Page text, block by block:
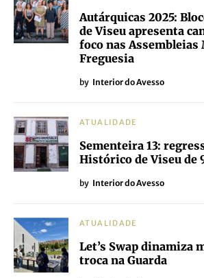
Autárquicas 2025:
de Viseu apresenta
foco nas Assembleias
Freguesia
by Interior do Avesso
ATUALIDADE
Sementeira 13:
Histórico de Viseu de
by Interior do Avesso
ATUALIDADE
Let’s Swap dinamiza
troca na Guarda